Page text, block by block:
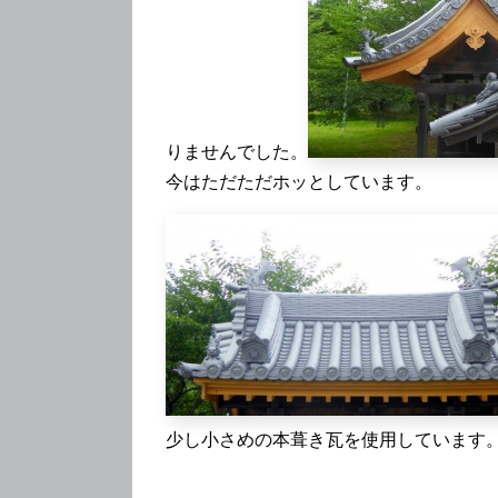
りませんでした。
今はただただホッとしています。
少し小さめの本葺き瓦を使用しています